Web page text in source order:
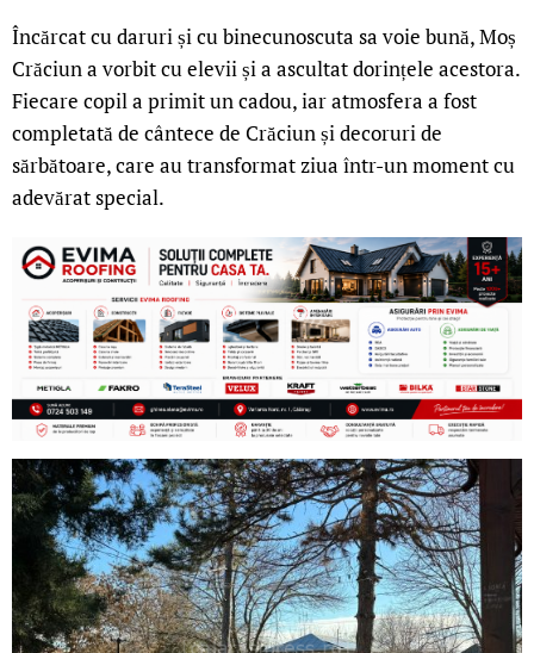
Încărcat cu daruri și cu binecunoscuta sa voie bună, Moș
Crăciun a vorbit cu elevii și a ascultat dorințele acestora.
Fiecare copil a primit un cadou, iar atmosfera a fost
completată de cântece de Crăciun și decoruri de
sărbătoare, care au transformat ziua într-un moment cu
adevărat special.